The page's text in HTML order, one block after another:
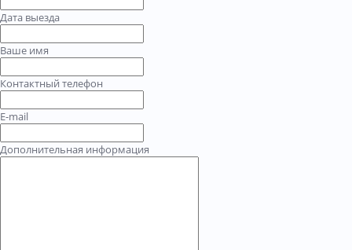
Дата выезда
Ваше имя
Контактный телефон
E-mail
Дополнительная информация